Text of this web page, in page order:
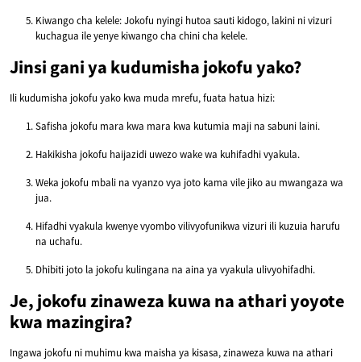
Kiwango cha kelele: Jokofu nyingi hutoa sauti kidogo, lakini ni vizuri
kuchagua ile yenye kiwango cha chini cha kelele.
Jinsi gani ya kudumisha jokofu yako?
Ili kudumisha jokofu yako kwa muda mrefu, fuata hatua hizi:
Safisha jokofu mara kwa mara kwa kutumia maji na sabuni laini.
Hakikisha jokofu haijazidi uwezo wake wa kuhifadhi vyakula.
Weka jokofu mbali na vyanzo vya joto kama vile jiko au mwangaza wa
jua.
Hifadhi vyakula kwenye vyombo vilivyofunikwa vizuri ili kuzuia harufu
na uchafu.
Dhibiti joto la jokofu kulingana na aina ya vyakula ulivyohifadhi.
Je, jokofu zinaweza kuwa na athari yoyote
kwa mazingira?
Ingawa jokofu ni muhimu kwa maisha ya kisasa, zinaweza kuwa na athari